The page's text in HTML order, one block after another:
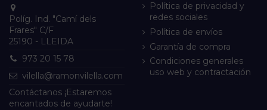
Políg. Ind. "Camí dels
Frares" C/F
25190 - LLEIDA
973 20 15 78
vilella@ramonvilella.com
Contáctanos ¡Estaremos
encantados de ayudarte!
Política de privacidad y
redes sociales
Política de envíos
Garantía de compra
Condiciones generales
uso web y contractación